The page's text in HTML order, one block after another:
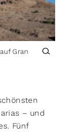
Gran
– und
Fünf